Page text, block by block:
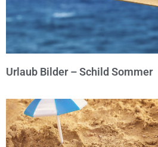
Urlaub Bilder – Schild Sommer